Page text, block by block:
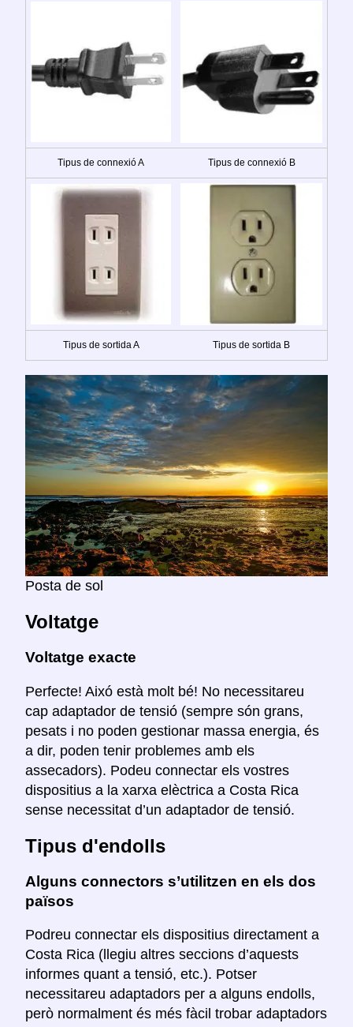
Tipus de connexió A Tipus de connexió B
Tipus de sortida A Tipus de sortida B
Posta de sol
Voltatge
Voltatge exacte
Perfecte! Aixó està molt bé! No necessitareu
cap adaptador de tensió (sempre són grans,
pesats i no poden gestionar massa energia, és
a dir, poden tenir problemes amb els
assecadors). Podeu connectar els vostres
dispositius a la xarxa elèctrica a Costa Rica
sense necessitat d’un adaptador de tensió.
Tipus d'endolls
Alguns connectors s’utilitzen en els dos
països
Podreu connectar els dispositius directament a
Costa Rica (llegiu altres seccions d’aquests
informes quant a tensió, etc.). Potser
necessitareu adaptadors per a alguns endolls,
però normalment és més fàcil trobar adaptadors